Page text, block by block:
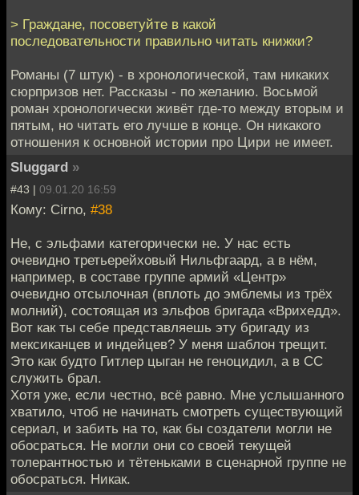
> Граждане, посоветуйте в какой
последовательности правильно читать книжки?
Романы (7 штук) - в хронологической, там никаких
сюрпризов нет. Рассказы - по желанию. Восьмой
роман хронологически живёт где-то между вторым и
пятым, но читать его лучше в конце. Он никакого
отношения к основной истории про Цири не имеет.
Sluggard »
#43 | 09.01.20 16:59
Кому: Cirno, #38
Не, с эльфами категорически не. У нас есть
очевидно третьерейховый Нильфгаард, а в нём,
например, в составе группе армий «Центр»
очевидно отсылочная (вплоть до эмблемы из трёх
молний), состоящая из эльфов бригада «Врихедд».
Вот как ты себе представляешь эту бригаду из
мексиканцев и индейцев? У меня шаблон трещит.
Это как будто Гитлер цыган не геноцидил, а в СС
служить брал.
Хотя уже, если честно, всё равно. Мне услышанного
хватило, чтоб не начинать смотреть существующий
сериал, и забить на то, как бы создатели могли не
обосраться. Не могли они со своей текущей
толерантностью и тётеньками в сценарной группе не
обосраться. Никак.